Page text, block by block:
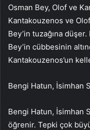
Osman Bey, Olof ve
Kantakouzenos ve
Bey’in tuzağına
Bey’in cübbesinin
Kantakouzenos’un
Bengi Hatun, İsimhan
Bengi Hatun, İsimhan
öğrenir. Tepki çok